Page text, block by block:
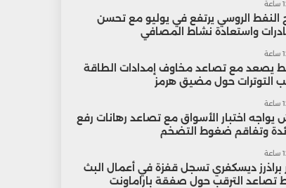
النفط الروسي يرتفع في يوليو مع تحسن
واستعادة نشاط المصافي
يصعد مع تصاعد مخاوف إمدادات الطاقة
التوترات حول مضيق هرمز
يواجه اختبار الأسواق مع تصاعد رهانات رفع
وتفاقم ضغوط التضخم
براذرز ديسكفري تسجل قفزة في أعمال البث
تصاعد الترقب حول صفقة باراماونت